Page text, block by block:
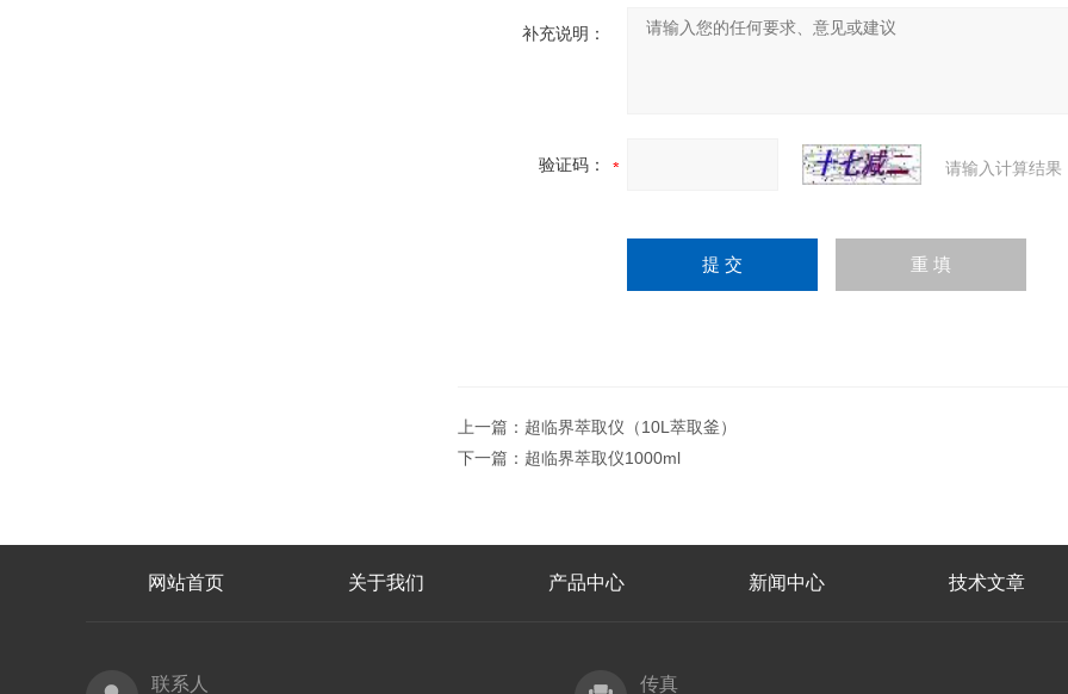
补充说明：
验证码： 请输入计算结果
上一篇： 超临界萃取仪（10L萃取釜）
下一篇： 超临界萃取仪1000ml
网站首页 关于我们 产品中心 新闻中心 技术文章
联系人 传真